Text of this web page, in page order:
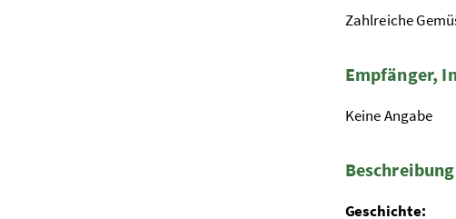
Zahlreiche
Empfänger,
Keine Angabe
Beschreibung
Geschichte: